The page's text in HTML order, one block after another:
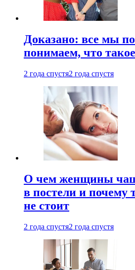
Доказано: все мы
понимаем, что
2 года спустя2 года спустя
О чем женщины
в постели и почему
не стоит
2 года спустя2 года спустя